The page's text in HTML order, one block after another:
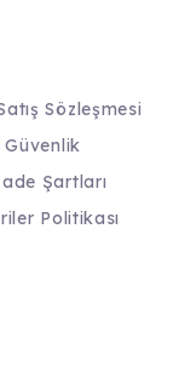
Sözleşmesi
Şartları
Politikası